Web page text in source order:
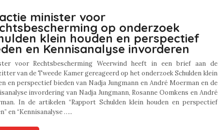
minister voor
op onderzoek
klein houden en perspectief
en Kennisanalyse invorderen
voor Rechtsbescherming Weerwind heeft in een brief aan de
van de Tweede Kamer gereageerd op het onderzoek Schulden klein
en perspectief bieden van Nadja Jungmann en André Moerman en de
invordering van Nadja Jungmann, Rosanne Oomkens en André
In de artikelen “Rapport Schulden klein houden en perspectief
en “Kennisanalyse …..